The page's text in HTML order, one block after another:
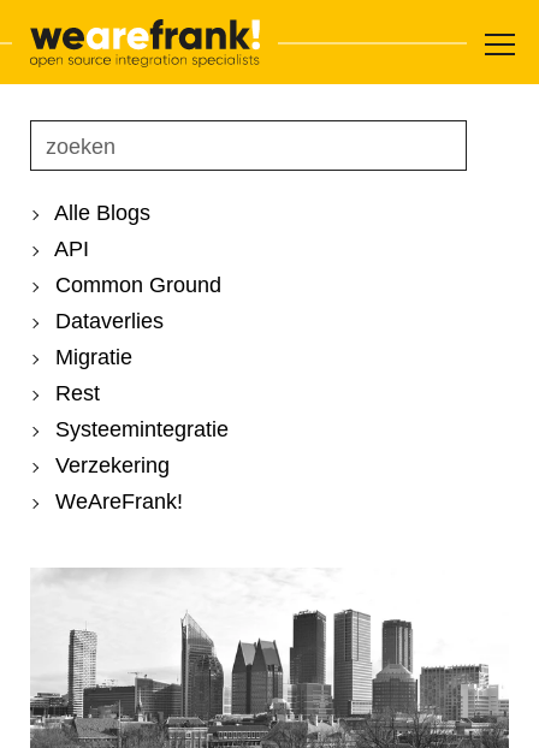
WeAreFrank!
Alle Blogs
API
Common Ground
Dataverlies
Migratie
Rest
Systeemintegratie
Verzekering
WeAreFrank!